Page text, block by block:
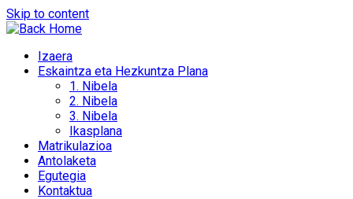
Skip to content
Izaera
Eskaintza eta Hezkuntza Plana
1. Nibela
2. Nibela
3. Nibela
Ikasplana
Matrikulazioa
Antolaketa
Egutegia
Kontaktua